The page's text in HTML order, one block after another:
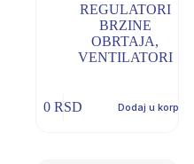
REGULATORI
BRZINE
OBRTAJA,
VENTILATORI
0RSD Dodaj u korpu